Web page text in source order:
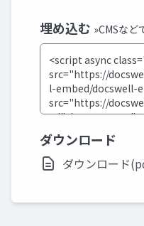
埋め込む »CMSなど
ダウンロード
ダウンロード